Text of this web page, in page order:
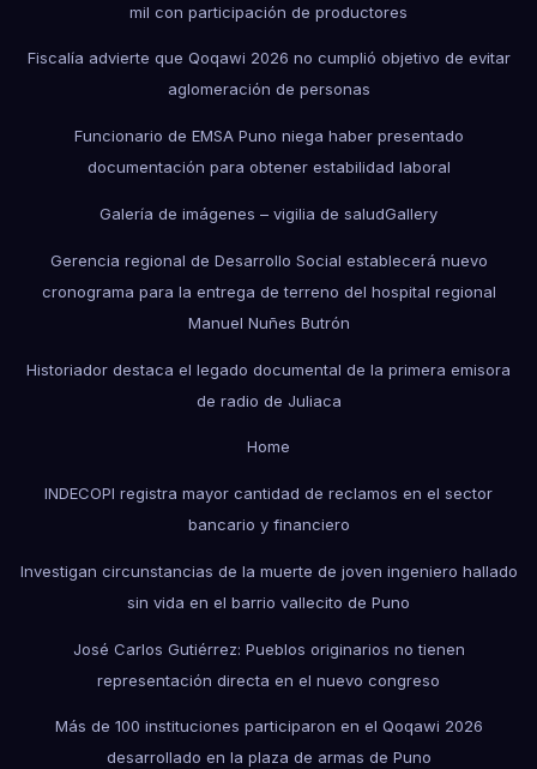
mil con participación de productores
Fiscalía advierte que Qoqawi 2026 no cumplió objetivo de evitar
aglomeración de personas
Funcionario de EMSA Puno niega haber presentado
documentación para obtener estabilidad laboral
Galería de imágenes – vigilia de saludGallery
Gerencia regional de Desarrollo Social establecerá nuevo
cronograma para la entrega de terreno del hospital regional
Manuel Nuñes Butrón
Historiador destaca el legado documental de la primera emisora
de radio de Juliaca
Home
INDECOPI registra mayor cantidad de reclamos en el sector
bancario y financiero
Investigan circunstancias de la muerte de joven ingeniero hallado
sin vida en el barrio vallecito de Puno
José Carlos Gutiérrez: Pueblos originarios no tienen
representación directa en el nuevo congreso
Más de 100 instituciones participaron en el Qoqawi 2026
desarrollado en la plaza de armas de Puno